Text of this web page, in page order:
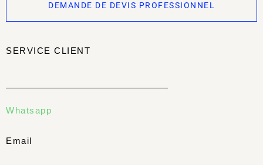
DEMANDE DE DEVIS PROFESSIONNEL
SERVICE CLIENT
Whatsapp
Email